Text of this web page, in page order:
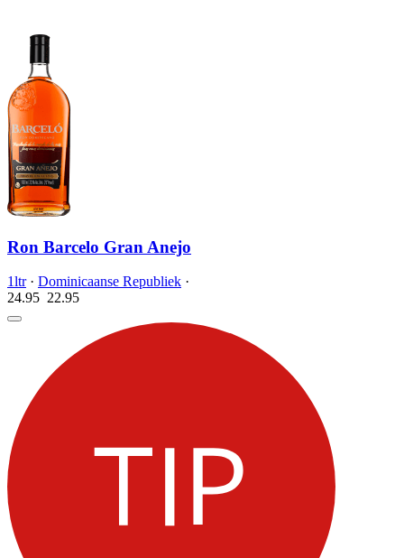
Ron Barcelo Gran Anejo
1ltr· Dominicaanse Republiek ·
24.95 22.95